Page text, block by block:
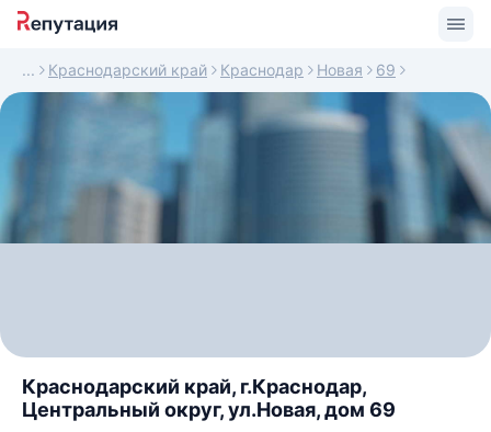
Краснодарский край Краснодар Новая 69
Краснодарский край, г.Краснодар,
Центральный округ, ул.Новая, дом 69